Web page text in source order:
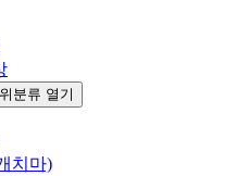
분류 열기
치마)